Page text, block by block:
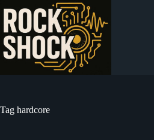
contenuto
Tag hardcore